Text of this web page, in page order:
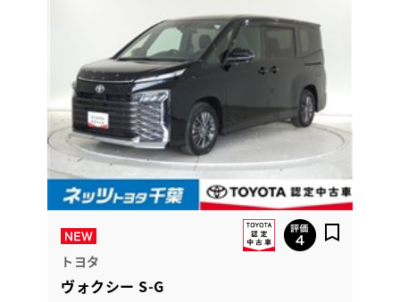
トヨタ
ヴォクシー S-G